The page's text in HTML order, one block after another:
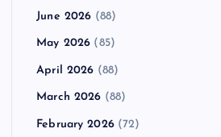
June 2026 (88)
May 2026 (85)
April 2026 (88)
March 2026 (88)
February 2026(72)